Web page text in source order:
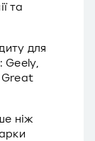
та
для
Geely,
Great
ніж